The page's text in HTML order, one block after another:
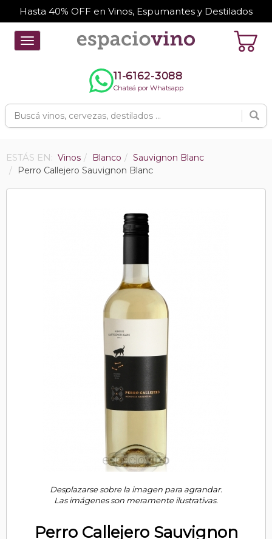
Hasta 40% OFF en Vinos, Espumantes y Destilados
Toggle
navigation
11-6162-3088
Chateá por Whatsapp
ESTÁS EN: Vinos Blanco
Sauvignon Blanc
Perro Callejero Sauvignon Blanc
Desplazarse sobre la imagen para agrandar.
Las imágenes son meramente ilustrativas.
Perro Callejero Sauvignon